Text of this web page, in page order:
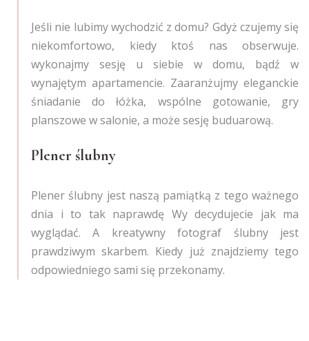
Jeśli nie lubimy wychodzić z domu? Gdyż czujemy się
niekomfortowo, kiedy ktoś nas obserwuje.
wykonajmy sesję u siebie w domu, bądź w
wynajętym apartamencie. Zaaranżujmy eleganckie
śniadanie do łóżka, wspólne gotowanie, gry
planszowe w salonie, a może sesję buduarową.
Plener ślubny
Plener ślubny jest naszą pamiątką z tego ważnego
dnia i to tak naprawdę Wy decydujecie jak ma
wyglądać. A kreatywny fotograf ślubny jest
prawdziwym skarbem. Kiedy już znajdziemy tego
odpowiedniego sami się przekonamy.